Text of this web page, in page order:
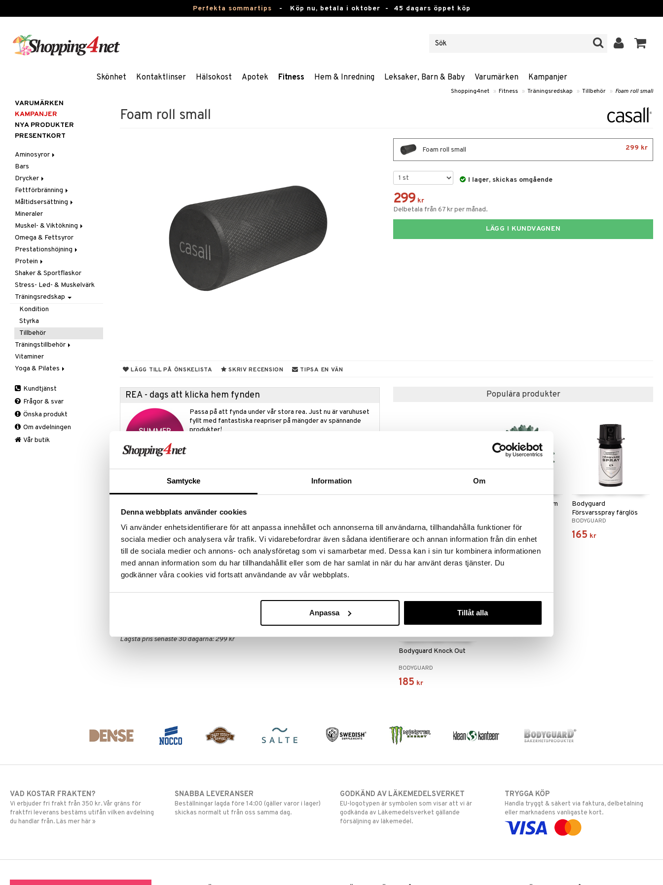
Samtycke Information Om
Denna webbplats använder cookies
Vi använder enhetsidentifierare för att anpassa innehållet och annonserna till användarna, tillhandahålla funktioner för
sociala medier och analysera vår trafik. Vi vidarebefordrar även sådana identifierare och annan information från din enhet
till de sociala medier och annons- och analysföretag som vi samarbetar med. Dessa kan i sin tur kombinera informationen
med annan information som du har tillhandahållit eller som de har samlat in när du har använt deras tjänster. Du
godkänner våra cookies vid fortsatt användande av vår webbplats.
Anpassa Tillåt alla
Perfekta sommartips - Köp nu, betala i oktober - 45 dagars öppet köp
Skönhet Kontaktlinser Hälsokost Apotek Fitness Hem & Inredning Leksaker, Barn & Baby Varumärken Kampanjer
Shopping4net » Fitness » Träningsredskap » Tillbehör » Foam roll small
Foam roll small
Foam roll small 299 kr
I lager, skickas omgående
299 kr
Delbetala från 67 kr per månad.
LÄGG I KUNDVAGNEN
LÄGG TILL PÅ ÖNSKELISTA SKRIV RECENSION TIPSA EN VÄN
REA - dags att klicka hem fynden
Passa på att fynda under vår stora rea. Just nu är varuhuset
fyllt med fantastiska reapriser på mängder av spännande
produkter!
Produktinfo
Syftet är att minska risken för skador och att öka rörligheten genom att med olika
tryck på musklerna påverka kroppens receptorer. Detta uppnås genom att rulla över
muskelgrupperna fram och tillbaka med produkten. Använd innan träning för att värma
upp eller efter träning för snabbare återhämtning.
Storlek: 31,0x15,0x15,0 cm
Vikt: 0,4 kg
Förpackning: 32,0x16,0x16,0 cm
Lägsta pris senaste 30 dagarna: 299 kr
Populära produkter
249 kr
Casall Massage Ball 7cm
129 kr
Bodyguard
Försvarsspray färglös
BODYGUARD
165 kr
Bodyguard Knock Out
BODYGUARD
185 kr
VARUMÄRKEN
KAMPANJER
NYA PRODUKTER
PRESENTKORT
Aminosyror
Kapslar & Tabletter
Pulver & Drycker
Bars
Drycker
Sportdrycker
Fettförbränning
Kapslar & Tabletter
Måltidsersättning
Pulver & Drycker
Mineraler
Muskel- & Viktökning
Aminosyror
Gainer
Kreatin
Övriga
Omega & Fettsyror
Prestationshöjning
Kreatin
Övriga
Pre-Workout
Protein
Blandat protein
Soja- & Äggprotein
Vassleprotein
Shaker & Sportflaskor
Stress- Led- & Muskelvärk
Träningsredskap
Kondition
Styrka
Tillbehör
Träningstillbehör
Gåstav
Övrigt
Armbåge
Handled
Knä
Vad
Vrist
Vitaminer
Yoga & Pilates
Tillbehör
Kundtjänst
Frågor & svar
Önska produkt
Om avdelningen
Vår butik
VAD KOSTAR FRAKTEN?
Vi erbjuder fri frakt från 350 kr. Vår gräns för
fraktfri leverans bestäms utifån vilken avdelning
du handlar från. Läs mer här »
SNABBA LEVERANSER
Beställningar lagda före 14:00 (gäller varor i lager)
skickas normalt ut från oss samma dag.
GODKÄND AV LÄKEMEDELSVERKET
EU-logotypen är symbolen som visar att vi är
godkända av Läkemedelsverket gällande
försäljning av läkemedel.
TRYGGA KÖP
Handla tryggt & säkert via faktura, delbetalning
eller marknadens vanligaste kort.